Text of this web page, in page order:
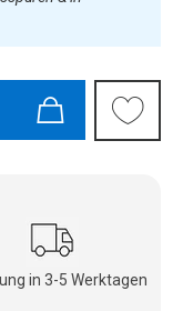
in 3-5 Werktagen